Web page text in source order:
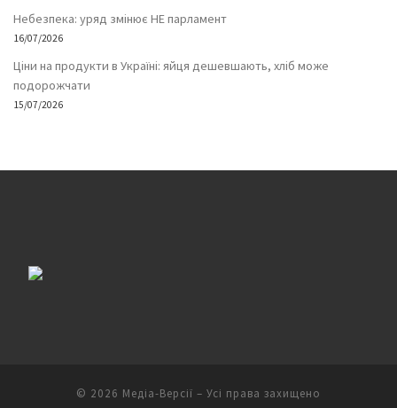
Небезпека: уряд змінює НЕ парламент
16/07/2026
Ціни на продукти в Україні: яйця дешевшають, хліб може
подорожчати
15/07/2026
© 2026 Медіа-Версії – Усі права захищено